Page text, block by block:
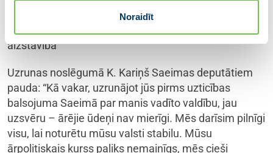
Noraidīt
iespējas labas attiecības ar Lielbritāniju un mūsu
valsts piederīgo Lielbritānijā aizsardzība un
aizstāvība”
Uzrunas noslēgumā K. Kariņš Saeimas deputātiem
pauda: “Kā vakar, uzrunājot jūs pirms uzticības
balsojuma Saeimā par manis vadīto valdību, jau
uzsvēru – ārējie ūdeņi nav mierīgi. Mēs darīsim pilnīgi
visu, lai noturētu mūsu valsti stabilu. Mūsu
ārpolitiskais kurss paliks nemainīgs, mēs cieši